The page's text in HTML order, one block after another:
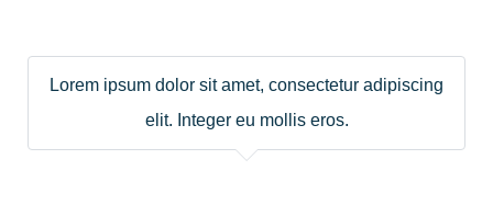
Lorem ipsum dolor sit amet, consectetur adipiscing
elit. Integer eu mollis eros.